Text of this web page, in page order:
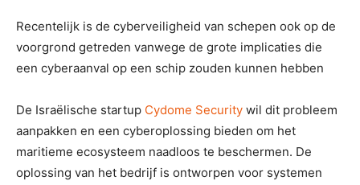
Recentelijk is de cyberveiligheid van schepen ook op de
voorgrond getreden vanwege de grote implicaties die
een cyberaanval op een schip zouden kunnen hebben
De Israëlische startup Cydome Security wil dit probleem
aanpakken en een cyberoplossing bieden om het
maritieme ecosysteem naadloos te beschermen. De
oplossing van het bedrijf is ontworpen voor systemen